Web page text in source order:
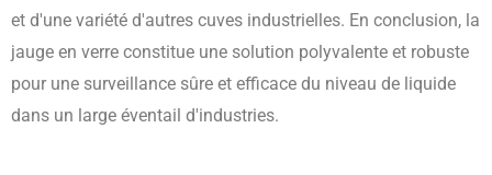
et d'une variété d'autres cuves industrielles. En conclusion, la
jauge en verre constitue une solution polyvalente et robuste
pour une surveillance sûre et efficace du niveau de liquide
dans un large éventail d'industries.